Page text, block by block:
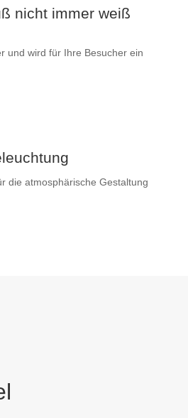
nicht immer weiß
und wird für Ihre Besucher ein
die atmosphärische Gestaltung